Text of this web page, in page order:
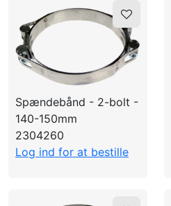
Spændebånd - 2-bolt -
140-150mm
2304260
Log ind for at bestille